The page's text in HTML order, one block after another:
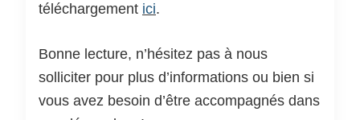
téléchargement ici.
Bonne lecture, n’hésitez pas à nous
solliciter pour plus d’informations ou bien si
vous avez besoin d’être accompagnés dans